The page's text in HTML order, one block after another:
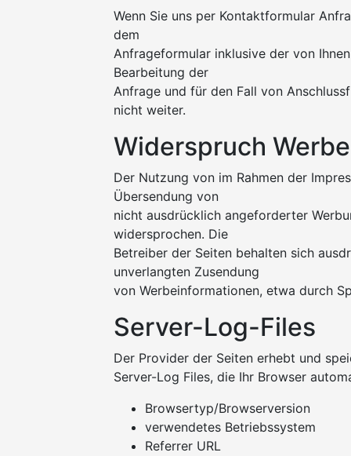
Wenn Sie uns per Kontaktformular
dem
Anfrageformular inklusive der von
Bearbeitung der
Anfrage und für den Fall von
nicht weiter.
Widerspruch
Der Nutzung von im Rahmen der
Übersendung von
nicht ausdrücklich angeforderter
widersprochen. Die
Betreiber der Seiten behalten sich
unverlangten Zusendung
von Werbeinformationen, etwa durch
Server-Log-Files
Der Provider der Seiten erhebt und
Server-Log Files, die Ihr Browser
Browsertyp/Browserversion
verwendetes Betriebssystem
Referrer URL